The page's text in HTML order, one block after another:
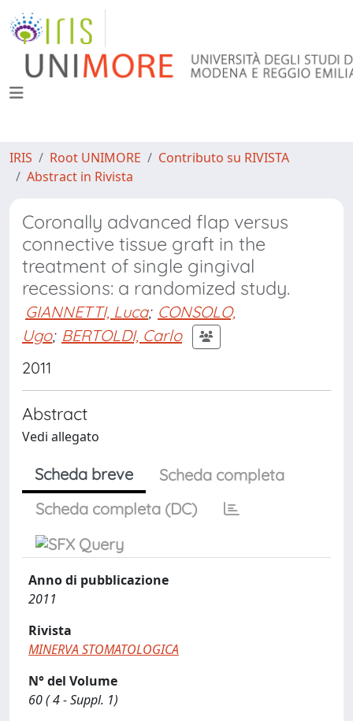
IRIS Root UNIMORE
Contributo su RIVISTA
Abstract in Rivista
Coronally advanced flap versus
connective tissue graft in the
treatment of single gingival
recessions: a randomized study.
GIANNETTI, Luca; CONSOLO,
Ugo; BERTOLDI, Carlo
2011
Abstract
Vedi allegato
Scheda breve
Scheda completa
Scheda completa (DC)
Anno di pubblicazione
2011
Rivista
MINERVA STOMATOLOGICA
N° del Volume
60 ( 4 - Suppl. 1)